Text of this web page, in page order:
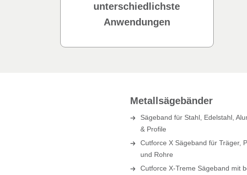
unterschiedlichste
Anwendungen
Metallsägebänder
Sägeband für Stahl, Edelstahl,
& Profile
Cutforce X Sägeband für Träger,
und Rohre
Cutforce X-Treme Sägeband mit